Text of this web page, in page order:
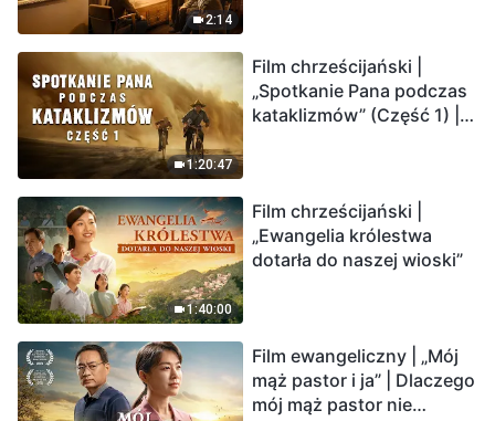
2:14
1:20:47
Film chrześcijański |
„Spotkanie Pana podczas
kataklizmów” (Część 1) |
1:40:00
Film chrześcijański |
„Ewangelia królestwa
dotarła do naszej wioski”
Film ewangeliczny | „Mój
mąż pastor i ja” | Dlaczego
mój mąż pastor nie